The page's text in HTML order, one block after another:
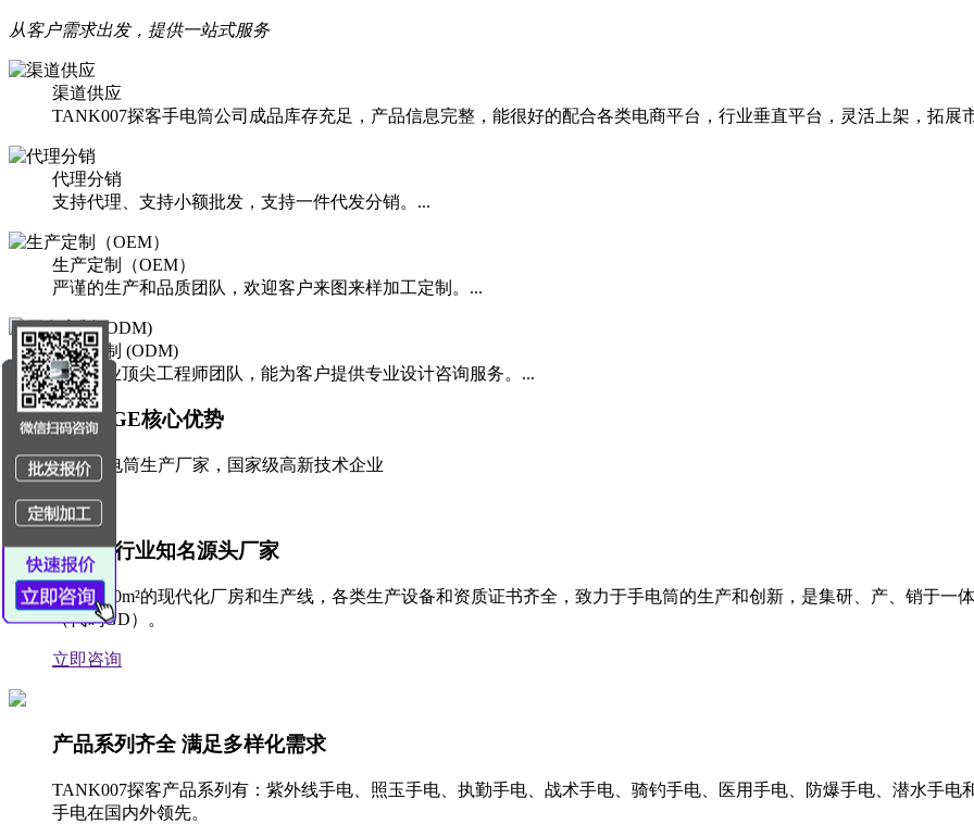
从客户需求出发，提供一站式服务
渠道供应
TANK007探客手电筒公司成品库存充足，产品信息完整，能很好的配合各类电商平台，行业垂直平台，灵活上架，拓展
代理分销
支持代理、支持小额批发，支持一件代发分销。...
生产定制（OEM）
严谨的生产和品质团队，欢迎客户来图来样加工定制。...
开发定制 (ODM)
手电行业顶尖工程师团队，能为客户提供专业设计咨询服务。...
ADVANTAGE核心优势
20年+专业手电筒生产厂家，国家级高新技术企业
手电筒行业知名源头厂家
拥有3500m²的现代化厂房和生产线，各类生产设备和资质证书齐全，致力于手电筒的生产和创新，是集研、产、销于
（代码GD）。
立即咨询
产品系列齐全 满足多样化需求
TANK007探客产品系列有：紫外线手电、照玉手电、执勤手电、战术手电、骑钓手电、医用手电、防爆手电、潜水手
手电在国内外领先。